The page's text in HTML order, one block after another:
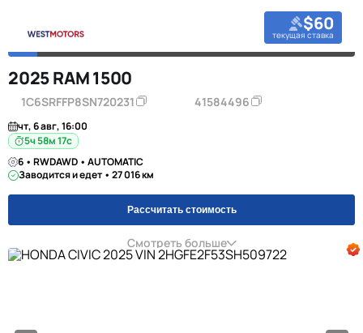
$60
текущая ставка
2025 RAM 1500
1C6SRFFP8SN720231 41584496
чт, 6 авг, 16:00
5ч 58м 16с
6 • RWDAWD • AUTOMATIC
Заводится и едет • 27 016 км
Рассчитать стоимость
Смотреть больше